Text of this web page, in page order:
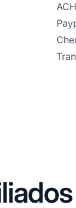
ACH